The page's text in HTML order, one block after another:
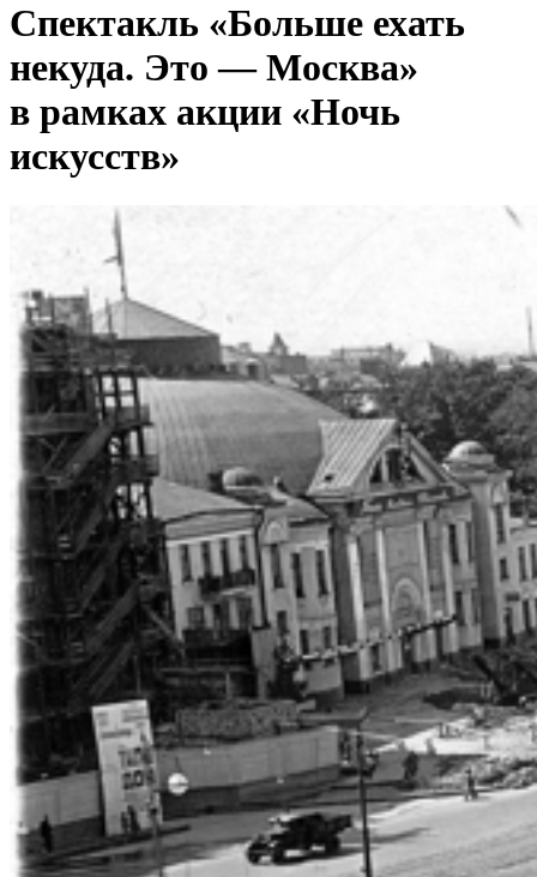
Спектакль «Больше ехать
некуда. Это — Москва»
в рамках акции «Ночь
искусств»